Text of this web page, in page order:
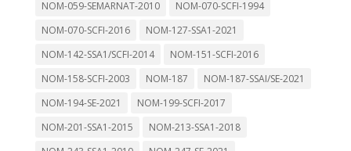
NOM-059-SEMARNAT-2010
NOM-070-SCFI-1994
NOM-070-SCFI-2016
NOM-127-SSA1-2021
NOM-142-SSA1/SCFI-2014
NOM-151-SCFI-2016
NOM-158-SCFI-2003
NOM-187
NOM-187-SSAI/SE-2021
NOM-194-SE-2021
NOM-199-SCFI-2017
NOM-201-SSA1-2015
NOM-213-SSA1-2018